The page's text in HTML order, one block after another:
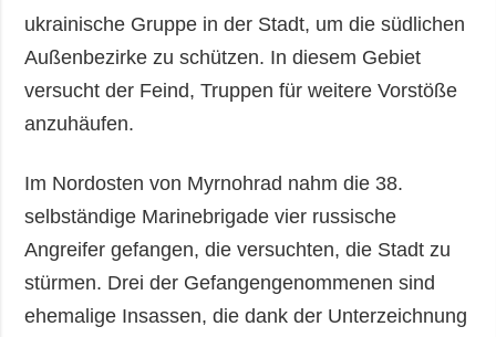
ukrainische Gruppe in der Stadt, um die südlichen
Außenbezirke zu schützen. In diesem Gebiet
versucht der Feind, Truppen für weitere Vorstöße
anzuhäufen.
Im Nordosten von Myrnohrad nahm die 38.
selbständige Marinebrigade vier russische
Angreifer gefangen, die versuchten, die Stadt zu
stürmen. Drei der Gefangengenommenen sind
ehemalige Insassen, die dank der Unterzeichnung